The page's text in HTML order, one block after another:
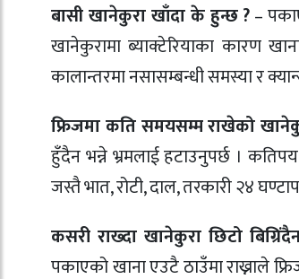
बासी खानेकुरा खाँदा के हुन्छ ?–
खानेकुरामा ब्याक्टेरियाका कारण
कालान्तरमा नसासम्बन्धी समस्या र
फ्रिजमा कति समयसम्म राखेको
हुँदैन भन्ने भ्रमलाई हटाउनुपर्छ ।
जस्तै भात, रोटी, दाल, तरकारी २४
कसरी राख्दा खानेकुरा छिटो
पकाएको खाना एउटै ठाउँमा राख्नाले